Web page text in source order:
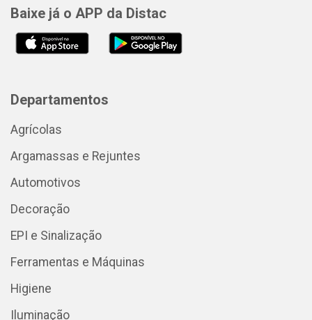
Baixe já o APP da Distac
Departamentos
Agrícolas
Argamassas e Rejuntes
Automotivos
Decoração
EPI e Sinalização
Ferramentas e Máquinas
Higiene
Iluminação